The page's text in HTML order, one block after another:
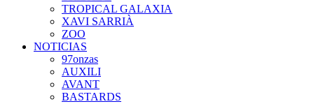
TROPICAL GALAXIA
XAVI SARRIÀ
ZOO
NOTICIAS
97onzas
AUXILI
AVANT
BASTARDS